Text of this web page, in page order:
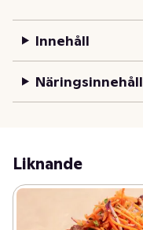
Innehåll
Näringsinnehåll
Liknande